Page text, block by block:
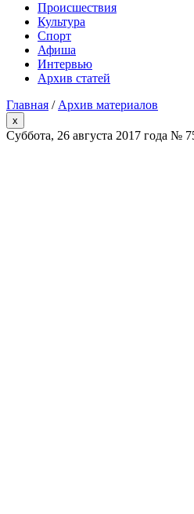
Проиcшествия
Культура
Спорт
Афиша
Интервью
Архив статей
Главная / Архив материалов
x
Суббота, 26 августа 2017 года №